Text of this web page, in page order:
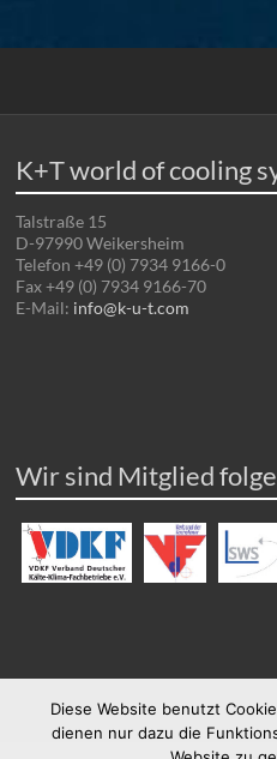
K+T world of cooling
Talstraße 15
D-97990 Weikersheim
Telefon +49 (0) 7934 9166-0
Fax +49 (0) 7934 9166-70
E-Mail: info@k-u-t.com
Wir sind Mitglied
Diese Website benutzt
dienen nur dazu die